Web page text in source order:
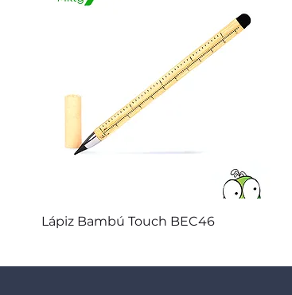
Vista rápida
Lápiz Bambú Touch BEC46